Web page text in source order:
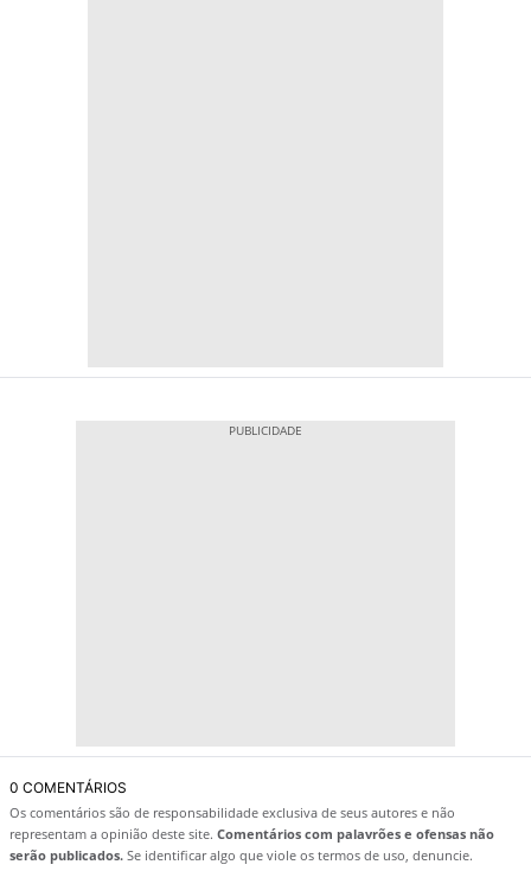
0 COMENTÁRIOS
Os comentários são de responsabilidade exclusiva de seus autores e não
representam a opinião deste site. Comentários com palavrões e ofensas não
serão publicados. Se identificar algo que viole os termos de uso, denuncie.